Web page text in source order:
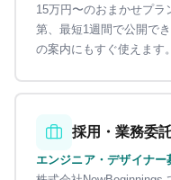
15万円〜のおまかせプ
第、最短1週間で公開で
の案内にもすぐ使えます。
採用・業務委
エンジニア・デザイナー